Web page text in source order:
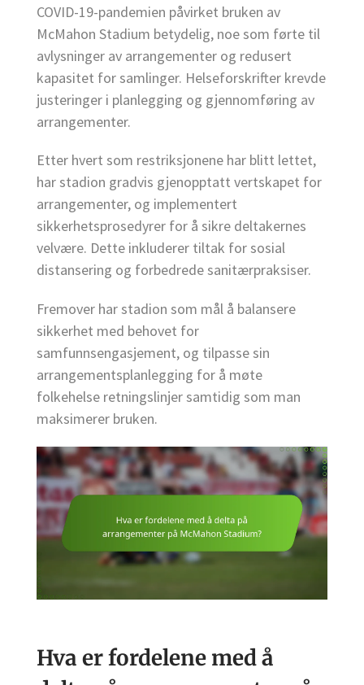
COVID-19-pandemien påvirket bruken av
McMahon Stadium betydelig, noe som førte til
avlysninger av arrangementer og redusert
kapasitet for samlinger. Helseforskrifter krevde
justeringer i planlegging og gjennomføring av
arrangementer.
Etter hvert som restriksjonene har blitt lettet,
har stadion gradvis gjenopptatt vertskapet for
arrangementer, og implementert
sikkerhetsprosedyrer for å sikre deltakernes
velvære. Dette inkluderer tiltak for sosial
distansering og forbedrede sanitærpraksiser.
Fremover har stadion som mål å balansere
sikkerhet med behovet for
samfunnsengasjement, og tilpasse sin
arrangementsplanlegging for å møte
folkehelse retningslinjer samtidig som man
maksimerer bruken.
Hva er fordelene med å